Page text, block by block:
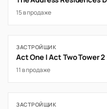
15 в продаже
ЗАСТРОЙЩИК
Act One | Act Two Tower 2
11 в продаже
ЗАСТРОЙЩИК